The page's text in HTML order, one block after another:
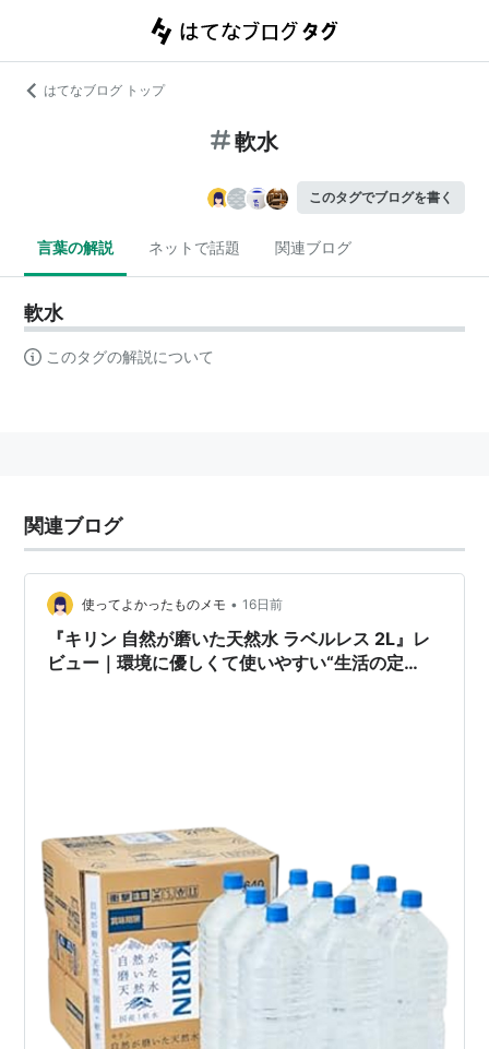
はてなブログ トップ
軟水
このタグでブログを書く
言葉の解説 ネットで話題 関連ブログ
軟水
このタグの解説について
関連ブログ
使ってよかったものメモ • 16日前
『キリン 自然が磨いた天然水 ラベルレス 2L』レ
ビュー｜環境に優しくて使いやすい“生活の定